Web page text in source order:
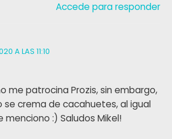
Accede para responder
A LAS 11:10
me patrocina Prozis, sin embargo,
crema de cacahuetes, al igual
menciono :) Saludos Mikel!